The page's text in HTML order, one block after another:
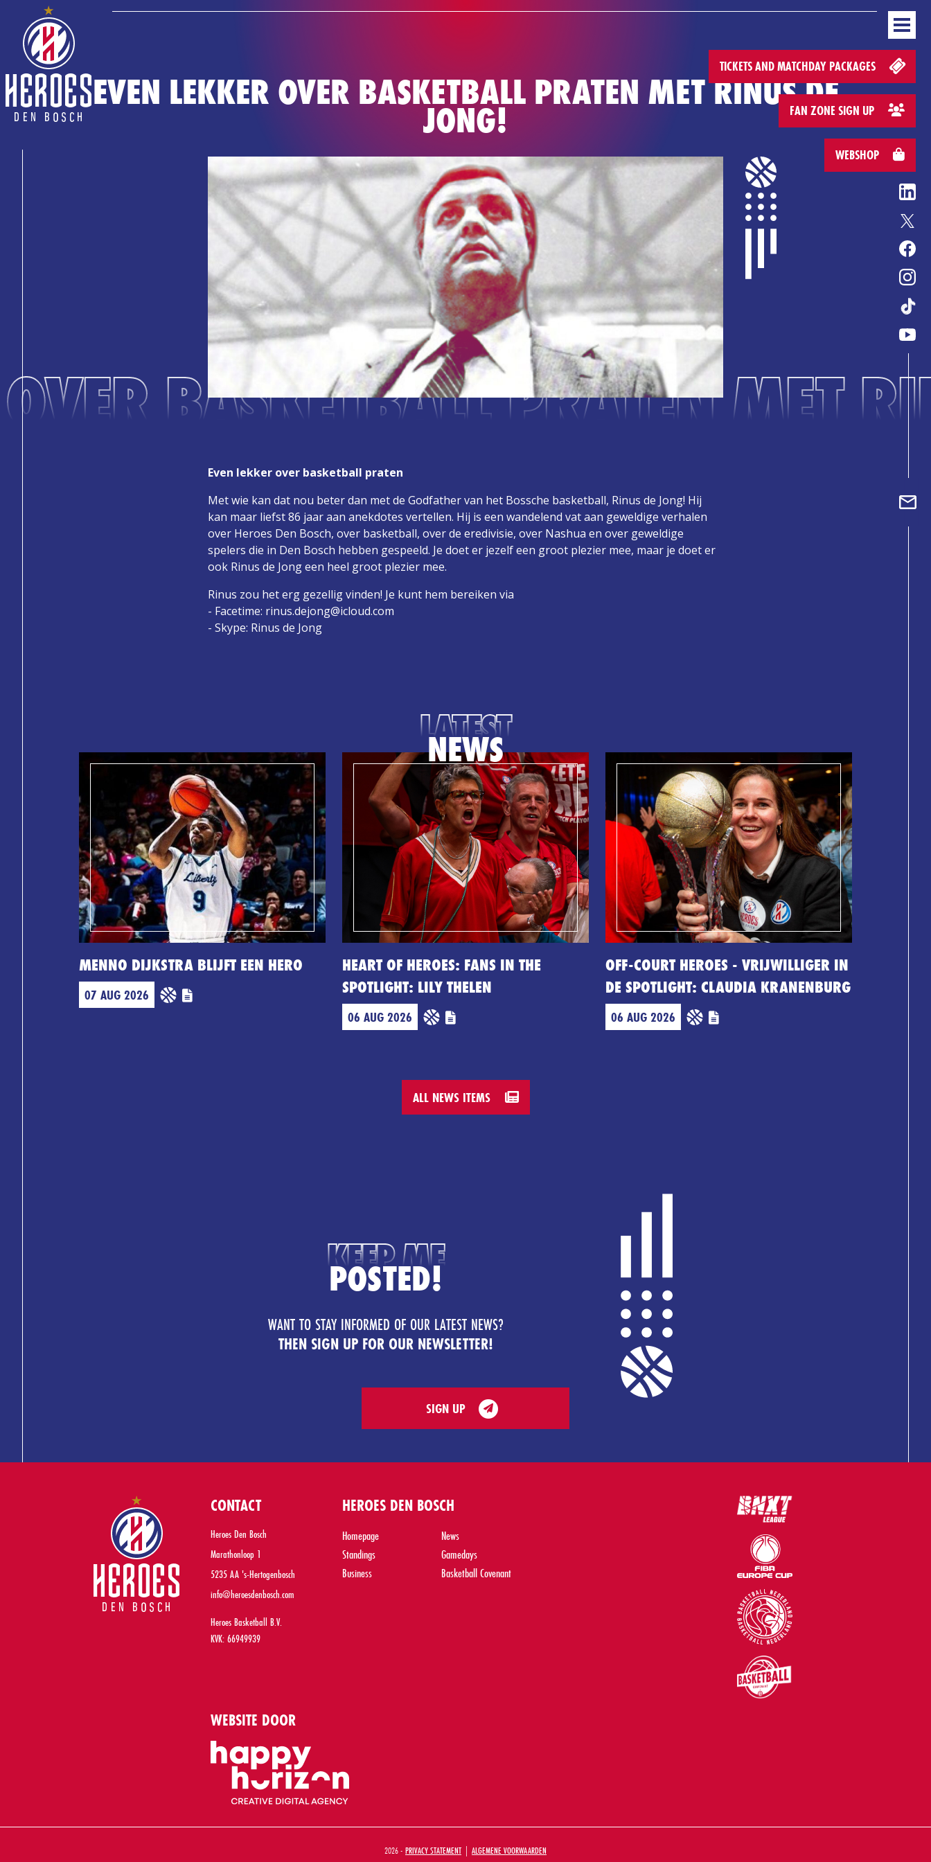
ENTERTAINMENTHONOURSHEROES GAME
TICKETS AND MATCHDAY PACKAGES
FAN ZONE SIGN UP
WEBSHOP
EVEN LEKKER OVER BASKETBALL PRATEN MET RINUS DE
JONG!
BASKETBALL PRATEN MET
Even lekker over basketball praten
Met wie kan dat nou beter dan met de Godfather van het Bossche basketball, Rinus de Jong! Hij
kan maar liefst 86 jaar aan anekdotes vertellen. Hij is een wandelend vat aan geweldige verhalen
over Heroes Den Bosch, over basketball, over de eredivisie, over Nashua en over geweldige
spelers die in Den Bosch hebben gespeeld. Je doet er jezelf een groot plezier mee, maar je doet er
ook Rinus de Jong een heel groot plezier mee.
Rinus zou het erg gezellig vinden! Je kunt hem bereiken via
- Facetime: rinus.dejong@icloud.com
- Skype: Rinus de Jong
LATEST
NEWS
MENNO DIJKSTRA BLIJFT EEN HERO
07 AUG 2026
HEART OF HEROES: FANS IN THE
SPOTLIGHT: LILY THELEN
06 AUG 2026
OFF-COURT HEROES - VRIJWILLIGER IN
DE SPOTLIGHT: CLAUDIA KRANENBURG
06 AUG 2026
ALL NEWS ITEMS
KEEP ME
POSTED!
WANT TO STAY INFORMED OF OUR LATEST NEWS?
THEN SIGN UP FOR OUR NEWSLETTER!
SIGN UP
CONTACT
Heroes Den Bosch
Marathonloop 1
5235 AA 's-Hertogenbosch
info@heroesdenbosch.com
Heroes Basketball B.V.
KVK: 66949939
HEROES DEN BOSCH
Homepage
News
Standings
Gamedays
Business
Basketball Covenant
WEBSITE DOOR
2026 - PRIVACY STATEMENT | ALGEMENE VOORWAARDEN